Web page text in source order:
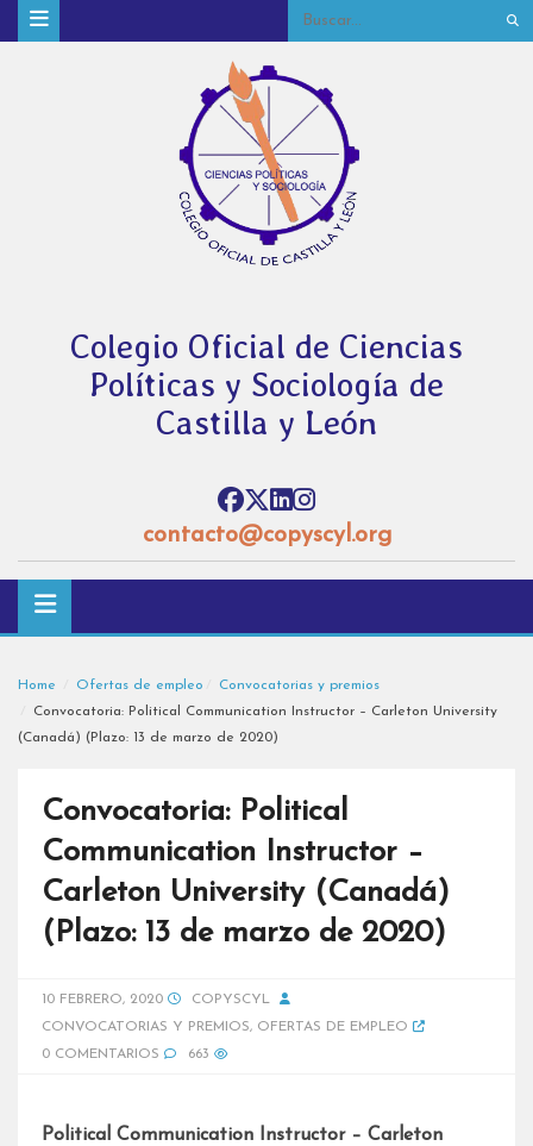
Colegio Oficial de Ciencias
Políticas y Sociología de
Castilla y León
contacto@copyscyl.org
Home Ofertas de empleo
Convocatorias y premios
Convocatoria: Political Communication Instructor – Carleton University
(Canadá) (Plazo: 13 de marzo de 2020)
Convocatoria: Political
Communication Instructor –
Carleton University (Canadá)
(Plazo: 13 de marzo de 2020)
10 FEBRERO, 2020
COPYSCYL
CONVOCATORIAS Y PREMIOS, OFERTAS DE EMPLEO
0 COMENTARIOS
663
Political Communication Instructor – Carleton